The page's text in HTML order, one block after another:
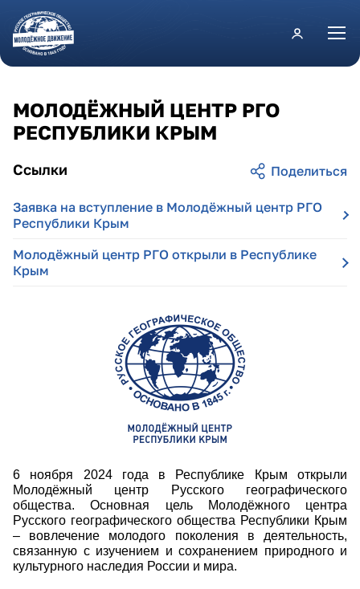
Перейти к основному содержанию
Ссылки
Заявка на вступление в Молодёжный центр РГО
Республики Крым
Молодёжный центр РГО открыли в Республике
Крым
МОЛОДЁЖНЫЙ ЦЕНТР РГО
РЕСПУБЛИКИ КРЫМ
respublika_krym.png
6 ноября 2024 года в Республике Крым открыли
Молодёжный центр Русского географического
общества. Основная цель Молодёжного центра
Русского географического общества Республики Крым
– вовлечение молодого поколения в деятельность,
связанную с изучением и сохранением природного и
культурного наследия России и мира.